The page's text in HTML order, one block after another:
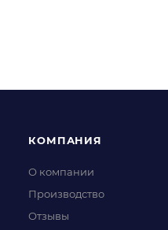
КОМПАНИЯ
О компании
Производство
Отзывы